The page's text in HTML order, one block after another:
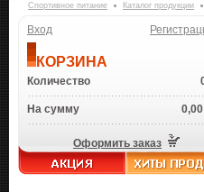
Спортивное питание Каталог продукции
Вход
КОРЗИНА
Количество
На сумму
Оформить заказ